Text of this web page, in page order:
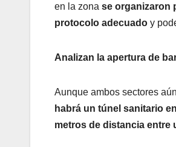
en la zona se organizaron
protocolo adecuado y
Analizan la apertura de
Aunque ambos sectores
habrá un túnel sanitario
metros de distancia entre